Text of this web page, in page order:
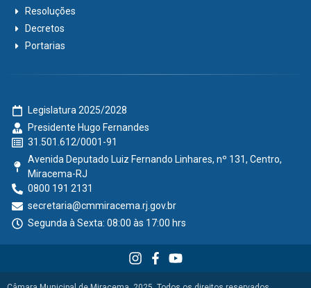
Resoluções
Decretos
Portarias
Legislatura 2025/2028
Presidente Hugo Fernandes
31.501.612/0001-91
Avenida Deputado Luiz Fernando Linhares, nº 131, Centro,
Miracema-RJ
0800 191 2131
secretaria@cmmiracema.rj.gov.br
Segunda à Sexta: 08:00 às 17:00 hrs